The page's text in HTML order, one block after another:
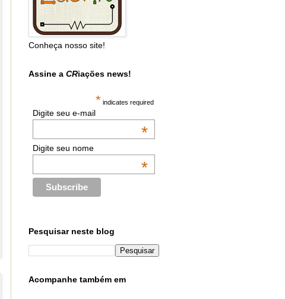
Conheça nosso site!
Assine a CRiações news!
* indicates required
Digite seu e-mail
*
Digite seu nome
*
Pesquisar neste blog
Acompanhe também em